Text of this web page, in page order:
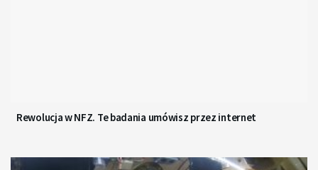
Rewolucja w NFZ. Te badania umówisz przez internet